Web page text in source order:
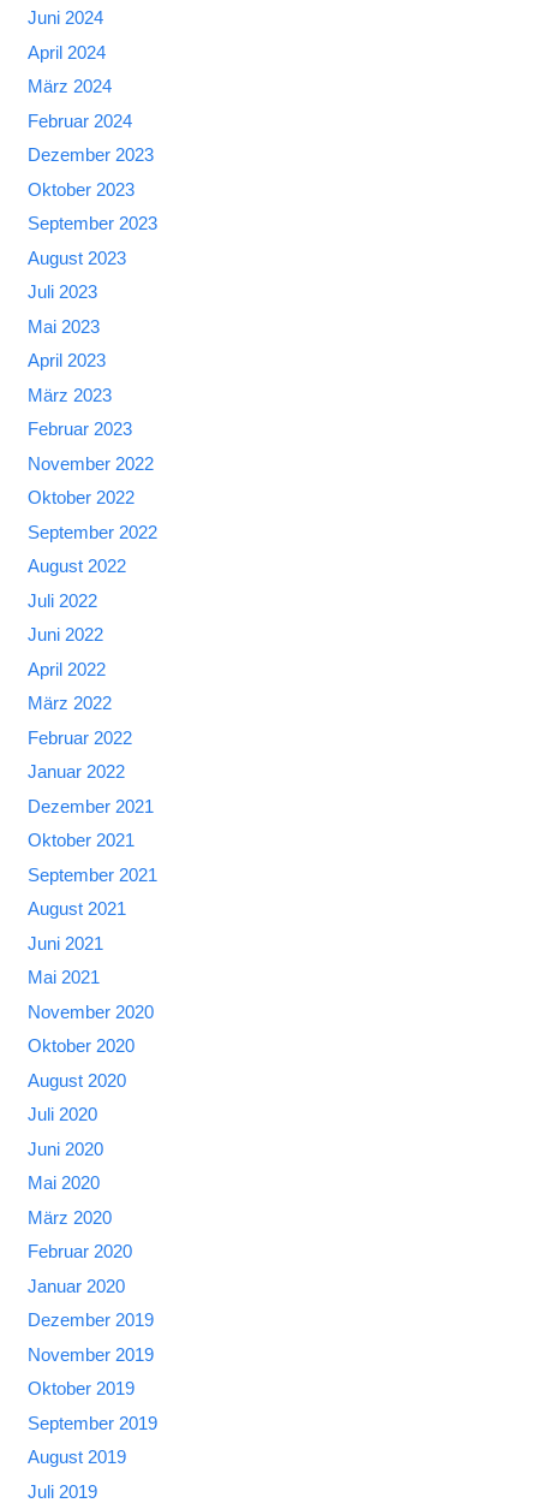
Juni 2024
April 2024
März 2024
Februar 2024
Dezember 2023
Oktober 2023
September 2023
August 2023
Juli 2023
Mai 2023
April 2023
März 2023
Februar 2023
November 2022
Oktober 2022
September 2022
August 2022
Juli 2022
Juni 2022
April 2022
März 2022
Februar 2022
Januar 2022
Dezember 2021
Oktober 2021
September 2021
August 2021
Juni 2021
Mai 2021
November 2020
Oktober 2020
August 2020
Juli 2020
Juni 2020
Mai 2020
März 2020
Februar 2020
Januar 2020
Dezember 2019
November 2019
Oktober 2019
September 2019
August 2019
Juli 2019